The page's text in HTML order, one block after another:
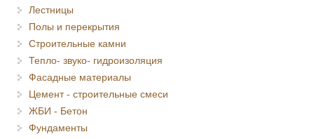
Лестницы
Полы и перекрытия
Строительные камни
Тепло- звуко- гидроизоляция
Фасадные материалы
Цемент - строительные смеси
ЖБИ - Бетон
Фундаменты